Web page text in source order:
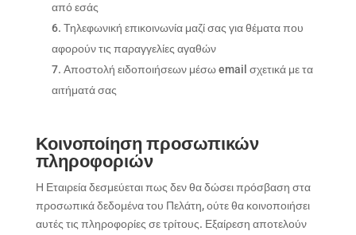
από εσάς
Τηλεφωνική επικοινωνία μαζί σας για θέματα που
αφορούν τις παραγγελίες αγαθών
Αποστολή ειδοποιήσεων μέσω email σχετικά με τα
αιτήματά σας
Κοινοποίηση προσωπικών
πληροφοριών
Η Εταιρεία δεσμεύεται πως δεν θα δώσει πρόσβαση στα
προσωπικά δεδομένα του Πελάτη, ούτε θα κοινοποιήσει
αυτές τις πληροφορίες σε τρίτους. Εξαίρεση αποτελούν